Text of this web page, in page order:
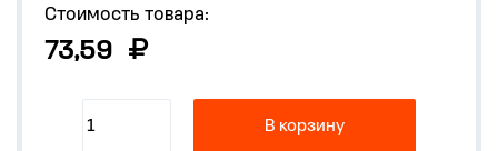
Стоимость товара:
73,59
В корзину